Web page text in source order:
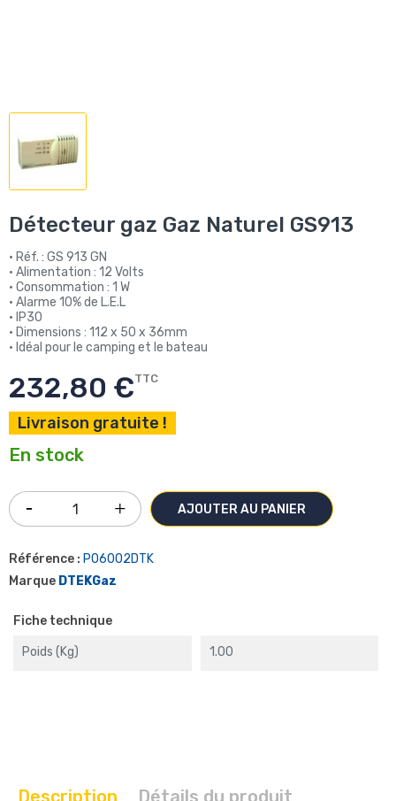
Détecteur gaz Gaz Naturel GS913
• Réf. : GS 913 GN
• Alimentation : 12 Volts
• Consommation : 1 W
• Alarme 10% de L.E.L
• IP30
• Dimensions : 112 x 50 x 36mm
• Idéal pour le camping et le bateau
232,80 €TTC
Livraison gratuite !
En stock
AJOUTER AU PANIER
Référence : P06002DTK
Marque DTEKGaz
Fiche technique
Poids (kg) 1.00
Description Détails du produit